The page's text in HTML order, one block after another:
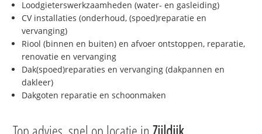
Loodgieterswerkzaamheden (water- en gasleiding)
CV installaties (onderhoud, (spoed)reparatie en
vervanging)
Riool (binnen en buiten) en afvoer ontstoppen, reparatie,
renovatie en vervanging
Dak(spoed)reparaties en vervanging (dakpannen en
dakleer)
Dakgoten reparatie en schoonmaken